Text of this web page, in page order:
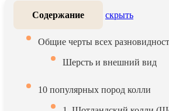
Содержание скрыть
Общие черты всех
Шерсть и внешний вид
10 популярных пород колли